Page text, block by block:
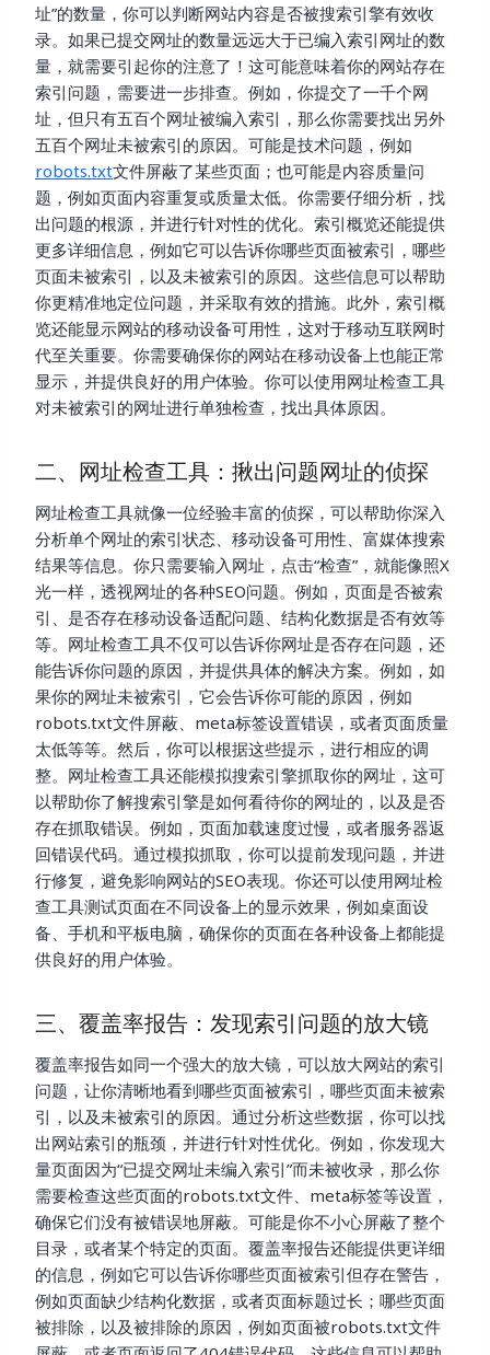
址”的数量，你可以判断网站内容是否被搜索引擎有效收
录。如果已提交网址的数量远远大于已编入索引网址的数
量，就需要引起你的注意了！这可能意味着你的网站存在
索引问题，需要进一步排查。例如，你提交了一千个网
址，但只有五百个网址被编入索引，那么你需要找出另外
五百个网址未被索引的原因。可能是技术问题，例如
robots.txt文件屏蔽了某些页面；也可能是内容质量问
题，例如页面内容重复或质量太低。你需要仔细分析，找
出问题的根源，并进行针对性的优化。索引概览还能提供
更多详细信息，例如它可以告诉你哪些页面被索引，哪些
页面未被索引，以及未被索引的原因。这些信息可以帮助
你更精准地定位问题，并采取有效的措施。此外，索引概
览还能显示网站的移动设备可用性，这对于移动互联网时
代至关重要。你需要确保你的网站在移动设备上也能正常
显示，并提供良好的用户体验。你可以使用网址检查工具
对未被索引的网址进行单独检查，找出具体原因。
二、网址检查工具：揪出问题网址的侦探
网址检查工具就像一位经验丰富的侦探，可以帮助你深入
分析单个网址的索引状态、移动设备可用性、富媒体搜索
结果等信息。你只需要输入网址，点击“检查”，就能像照X
光一样，透视网址的各种SEO问题。例如，页面是否被索
引、是否存在移动设备适配问题、结构化数据是否有效等
等。网址检查工具不仅可以告诉你网址是否存在问题，还
能告诉你问题的原因，并提供具体的解决方案。例如，如
果你的网址未被索引，它会告诉你可能的原因，例如
robots.txt文件屏蔽、meta标签设置错误，或者页面质量
太低等等。然后，你可以根据这些提示，进行相应的调
整。网址检查工具还能模拟搜索引擎抓取你的网址，这可
以帮助你了解搜索引擎是如何看待你的网址的，以及是否
存在抓取错误。例如，页面加载速度过慢，或者服务器返
回错误代码。通过模拟抓取，你可以提前发现问题，并进
行修复，避免影响网站的SEO表现。你还可以使用网址检
查工具测试页面在不同设备上的显示效果，例如桌面设
备、手机和平板电脑，确保你的页面在各种设备上都能提
供良好的用户体验。
三、覆盖率报告：发现索引问题的放大镜
覆盖率报告如同一个强大的放大镜，可以放大网站的索引
问题，让你清晰地看到哪些页面被索引，哪些页面未被索
引，以及未被索引的原因。通过分析这些数据，你可以找
出网站索引的瓶颈，并进行针对性优化。例如，你发现大
量页面因为“已提交网址未编入索引”而未被收录，那么你
需要检查这些页面的robots.txt文件、meta标签等设置，
确保它们没有被错误地屏蔽。可能是你不小心屏蔽了整个
目录，或者某个特定的页面。覆盖率报告还能提供更详细
的信息，例如它可以告诉你哪些页面被索引但存在警告，
例如页面缺少结构化数据，或者页面标题过长；哪些页面
被排除，以及被排除的原因，例如页面被robots.txt文件